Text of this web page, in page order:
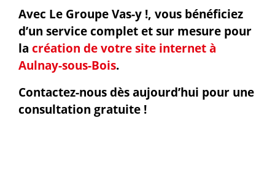
Avec Le Groupe Vas-y !, vous bénéficiez
d’un service complet et sur mesure pour
la création de votre site internet à
Aulnay-sous-Bois.
Contactez-nous dès aujourd’hui pour une
consultation gratuite !